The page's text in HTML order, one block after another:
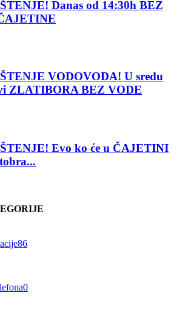
Danas od 14:30h BEZ
VODOVODA! U sredu
ZLATIBORA BEZ VODE
Evo ko će u ČAJETINI
86
0